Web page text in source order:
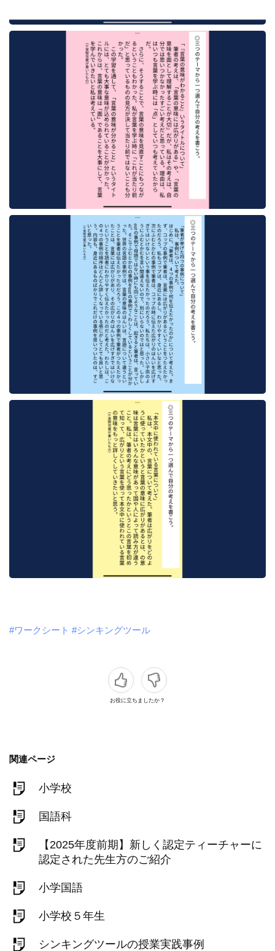
#ワークシート #シンキングツール
お役に立ちましたか？
関連ページ
小学校
国語科
【2025年度前期】新しく認定ティーチャーに
認定された先生方のご紹介
小学国語
小学校５年生
シンキングツールの授業実践事例